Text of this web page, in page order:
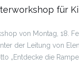
für
von Montag, 18.
der Leitung von
„Entdecke die